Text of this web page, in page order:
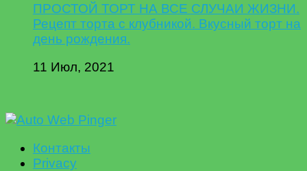
ПРОСТОЙ ТОРТ НА ВСЕ СЛУЧАИ ЖИЗНИ.
Рецепт торта с клубникой. Вкусный торт на
день рождения.
11 Июл, 2021
Контакты
Privacy